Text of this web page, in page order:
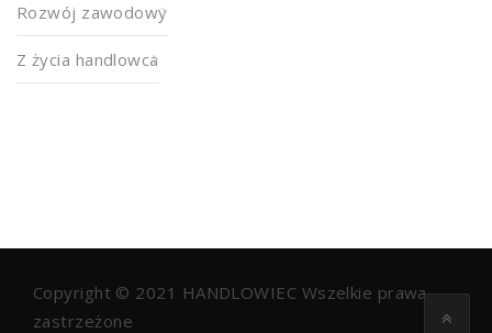
Rozwój zawodowy
Z życia handlowca
Copyright © 2021 HANDLOWIEC Wszelkie prawa
zastrzeżone